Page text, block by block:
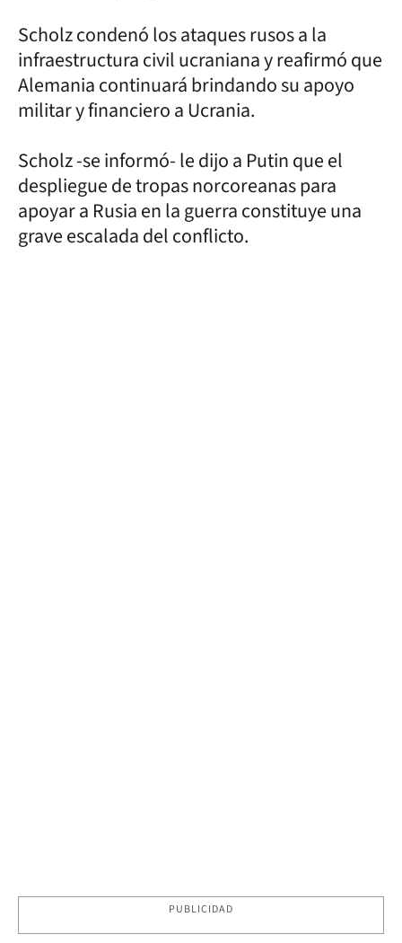
Scholz condenó los ataques rusos a la
infraestructura civil ucraniana y reafirmó que
Alemania continuará brindando su apoyo
militar y financiero a Ucrania.
Scholz -se informó- le dijo a Putin que el
despliegue de tropas norcoreanas para
apoyar a Rusia en la guerra constituye una
grave escalada del conflicto.
PUBLICIDAD